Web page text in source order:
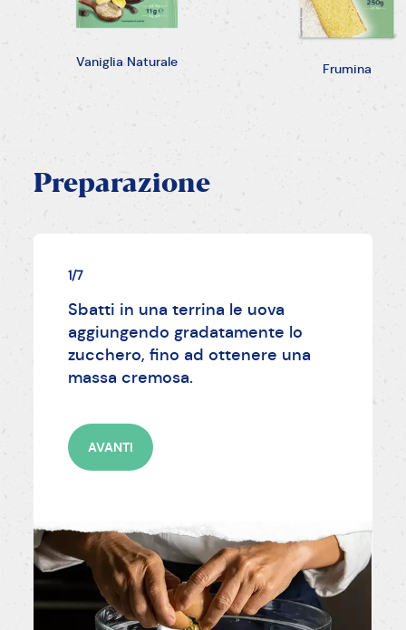
Vaniglia Naturale Frumina
Preparazione
1/7
Sbatti in una terrina le uova
aggiungendo gradatamente lo
zucchero, fino ad ottenere una
massa cremosa.
AVANTI